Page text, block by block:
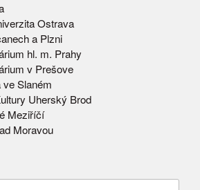
Ostrava
a Plzni
hl. m. Prahy
v Prešove
Slaném
Uherský Brod
Meziříčí
Moravou